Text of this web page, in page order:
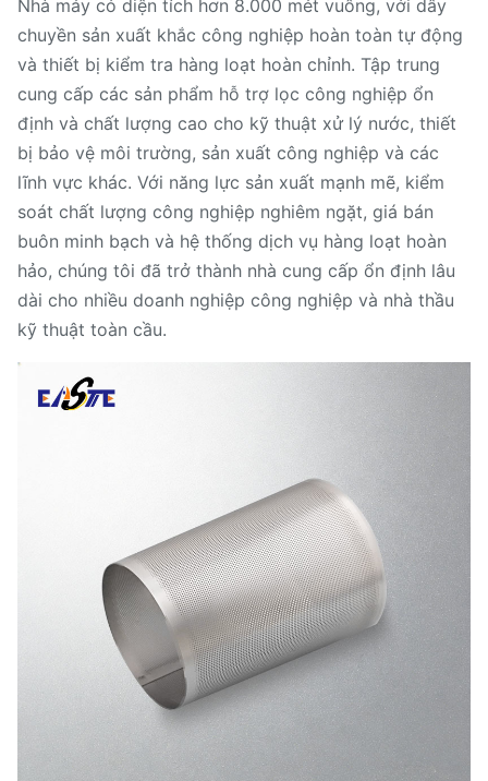
Nhà máy có diện tích hơn 8.000 mét vuông, với dây
chuyền sản xuất khắc công nghiệp hoàn toàn tự động
và thiết bị kiểm tra hàng loạt hoàn chỉnh. Tập trung
cung cấp các sản phẩm hỗ trợ lọc công nghiệp ổn
định và chất lượng cao cho kỹ thuật xử lý nước, thiết
bị bảo vệ môi trường, sản xuất công nghiệp và các
lĩnh vực khác. Với năng lực sản xuất mạnh mẽ, kiểm
soát chất lượng công nghiệp nghiêm ngặt, giá bán
buôn minh bạch và hệ thống dịch vụ hàng loạt hoàn
hảo, chúng tôi đã trở thành nhà cung cấp ổn định lâu
dài cho nhiều doanh nghiệp công nghiệp và nhà thầu
kỹ thuật toàn cầu.